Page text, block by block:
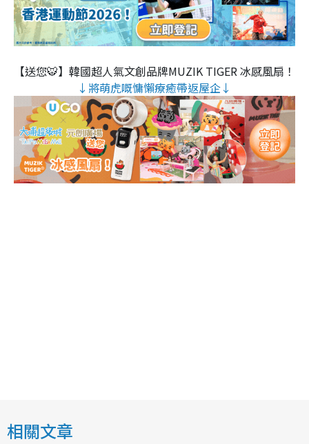
【送您🐯】韓國超人氣文創品牌MUZIK TIGER 冰感風扇！
↓將萌虎嘅慵懶療癒帶返屋企↓
相關文章